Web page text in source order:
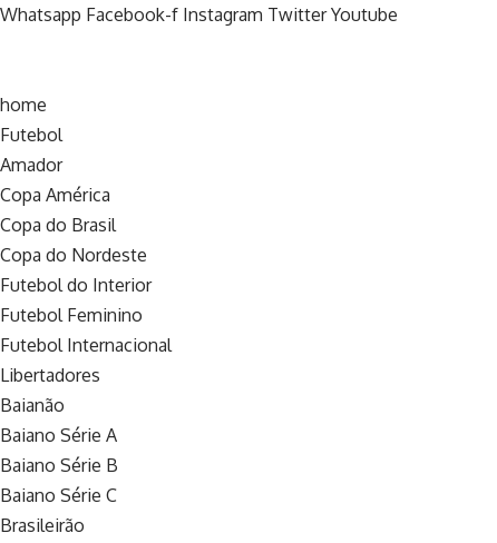
Whatsapp Facebook-f Instagram Twitter Youtube
home
Futebol
Amador
Copa América
Copa do Brasil
Copa do Nordeste
Futebol do Interior
Futebol Feminino
Futebol Internacional
Libertadores
Baianão
Baiano Série A
Baiano Série B
Baiano Série C
Brasileirão